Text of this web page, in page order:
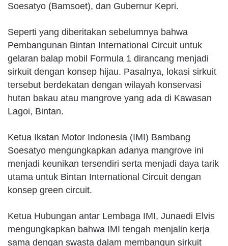
Soesatyo (Bamsoet), dan Gubernur Kepri.
Seperti yang diberitakan sebelumnya bahwa
Pembangunan Bintan International Circuit untuk
gelaran balap mobil Formula 1 dirancang menjadi
sirkuit dengan konsep hijau. Pasalnya, lokasi sirkuit
tersebut berdekatan dengan wilayah konservasi
hutan bakau atau mangrove yang ada di Kawasan
Lagoi, Bintan.
Ketua Ikatan Motor Indonesia (IMI) Bambang
Soesatyo mengungkapkan adanya mangrove ini
menjadi keunikan tersendiri serta menjadi daya tarik
utama untuk Bintan International Circuit dengan
konsep green circuit.
Ketua Hubungan antar Lembaga IMI, Junaedi Elvis
mengungkapkan bahwa IMI tengah menjalin kerja
sama dengan swasta dalam membangun sirkuit